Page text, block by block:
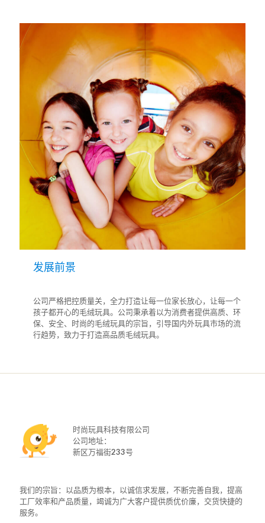
发展前景
公司严格把控质量关，全力打造让每一位家长放心，让每一个
孩子都开心的毛绒玩具。公司秉承着以为消费者提供高质、环
保、安全、时尚的毛绒玩具的宗旨，引导国内外玩具市场的流
行趋势，致力于打造高品质毛绒玩具。
时尚玩具科技有限公司
公司地址：
新区万福街233号
我们的宗旨：以品质为根本，以诚信求发展，不断完善自我，提高
工厂效率和产品质量，竭诚为广大客户提供质优价廉，交货快捷的
服务。